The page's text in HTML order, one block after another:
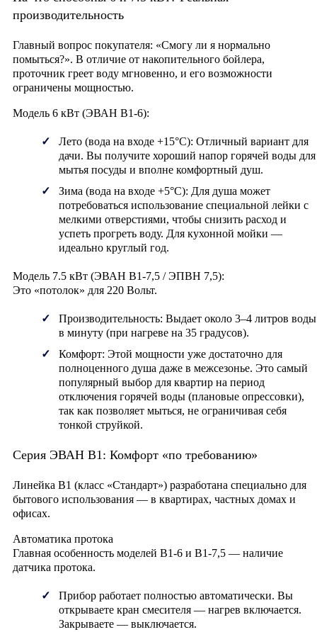
производительность
Главный вопрос покупателя: «Смогу ли я нормально
помыться?». В отличие от накопительного бойлера,
проточник греет воду мгновенно, и его возможности
ограничены мощностью.
Модель 6 кВт (ЭВАН В1-6):
Лето (вода на входе +15°C): Отличный вариант для
дачи. Вы получите хороший напор горячей воды для
мытья посуды и вполне комфортный душ.
Зима (вода на входе +5°C): Для душа может
потребоваться использование специальной лейки с
мелкими отверстиями, чтобы снизить расход и
успеть прогреть воду. Для кухонной мойки —
идеально круглый год.
Модель 7.5 кВт (ЭВАН В1-7,5 / ЭПВН 7,5):
Это «потолок» для 220 Вольт.
Производительность: Выдает около 3–4 литров воды
в минуту (при нагреве на 35 градусов).
Комфорт: Этой мощности уже достаточно для
полноценного душа даже в межсезонье. Это самый
популярный выбор для квартир на период
отключения горячей воды (плановые опрессовки),
так как позволяет мыться, не ограничивая себя
тонкой струйкой.
Серия ЭВАН В1: Комфорт «по требованию»
Линейка В1 (класс «Стандарт») разработана специально для
бытового использования — в квартирах, частных домах и
офисах.
Автоматика протока
Главная особенность моделей В1-6 и В1-7,5 — наличие
датчика протока.
Прибор работает полностью автоматически. Вы
открываете кран смесителя — нагрев включается.
Закрываете — выключается.